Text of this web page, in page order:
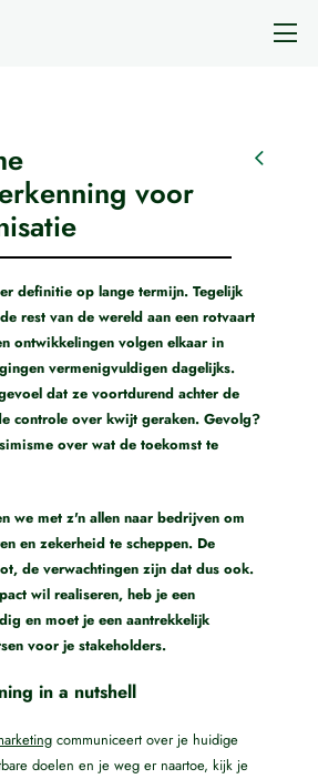
voor
definitie op lange termijn. Tegelijk
rest van de wereld aan een rotvaart
ontwikkelingen volgen elkaar in
vermenigvuldigen dagelijks.
dat ze voortdurend achter de
controle over kwijt geraken. Gevolg?
over wat de toekomst te
we met z'n allen naar bedrijven om
en zekerheid te scheppen. De
de verwachtingen zijn dat dus ook.
wil realiseren, heb je een
en moet je een aantrekkelijk
voor je stakeholders.
in a nutshell
communiceert over je huidige
doelen en je weg er naartoe, kijk je